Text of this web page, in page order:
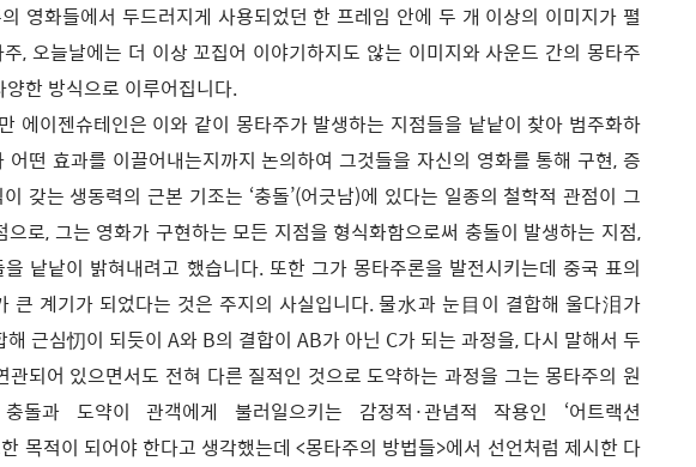
영화들에서 두드러지게 사용되었던 한 프레임 안에 두 개 이상의 이미지가 펼
, 오늘날에는 더 이상 꼬집어 이야기하지도 않는 이미지와 사운드 간의 몽타주
한 방식으로 이루어집니다.
에이젠슈테인은 이와 같이 몽타주가 발생하는 지점들을 낱낱이 찾아 범주화하
떤 효과를 이끌어내는지까지 논의하여 그것들을 자신의 영화를 통해 구현, 증
갖는 생동력의 근본 기조는 ‘충돌’(어긋남)에 있다는 일종의 철학적 관점이 그
로, 그는 영화가 구현하는 모든 지점을 형식화함으로써 충돌이 발생하는 지점,
낱낱이 밝혀내려고 했습니다. 또한 그가 몽타주론을 발전시키는데 중국 표의
큰 계기가 되었다는 것은 주지의 사실입니다. 물水과 눈目이 결합해 울다泪가
근심忉이 되듯이 A와 B의 결합이 AB가 아닌 C가 되는 과정을, 다시 말해서 두
되어 있으면서도 전혀 다른 질적인 것으로 도약하는 과정을 그는 몽타주의 원
돌과 도약이 관객에게 불러일으키는 감정적·관념적 작용인 ‘어트랙션
목적이 되어야 한다고 생각했는데 <몽타주의 방법들>에서 선언처럼 제시한 다